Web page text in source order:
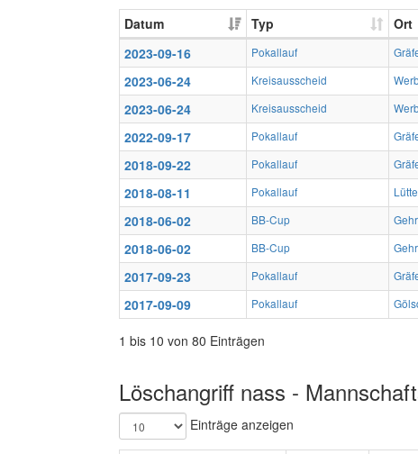
Datum Typ Ort
2023-09-16
Pokallauf
2023-06-24
Kreisausscheid
2023-06-24
Kreisausscheid
2022-09-17
Pokallauf
2018-09-22
Pokallauf
2018-08-11
Pokallauf Lütte
2018-06-02
BB-Cup
2018-06-02
BB-Cup
2017-09-23
Pokallauf
2017-09-09
Pokallauf
1 bis 10 von 80 Einträgen
Löschangriff nass -
Einträge anzeigen